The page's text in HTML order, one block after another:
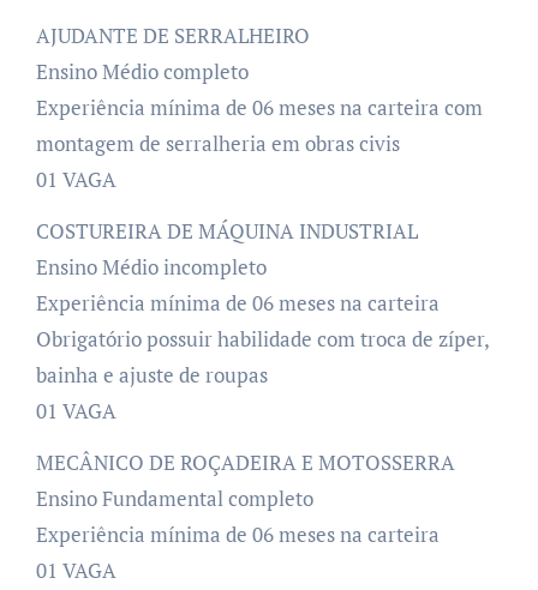
AJUDANTE DE SERRALHEIRO
Ensino Médio completo
Experiência mínima de 06 meses na carteira com
montagem de serralheria em obras civis
01 VAGA
COSTUREIRA DE MÁQUINA INDUSTRIAL
Ensino Médio incompleto
Experiência mínima de 06 meses na carteira
Obrigatório possuir habilidade com troca de zíper,
bainha e ajuste de roupas
01 VAGA
MECÂNICO DE ROÇADEIRA E MOTOSSERRA
Ensino Fundamental completo
Experiência mínima de 06 meses na carteira
01 VAGA